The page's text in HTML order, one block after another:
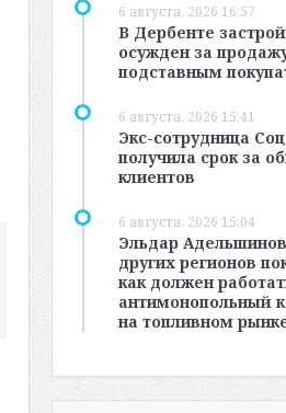
6 августа, 2026 16:57
В Дербенте
осужден за
подставным
6 августа, 2026 15:41
Экс-сотрудница
получила срок за
клиентов
6 августа, 2026 15:04
Эльдар
других регионов
как должен
антимонопольный
на топливном